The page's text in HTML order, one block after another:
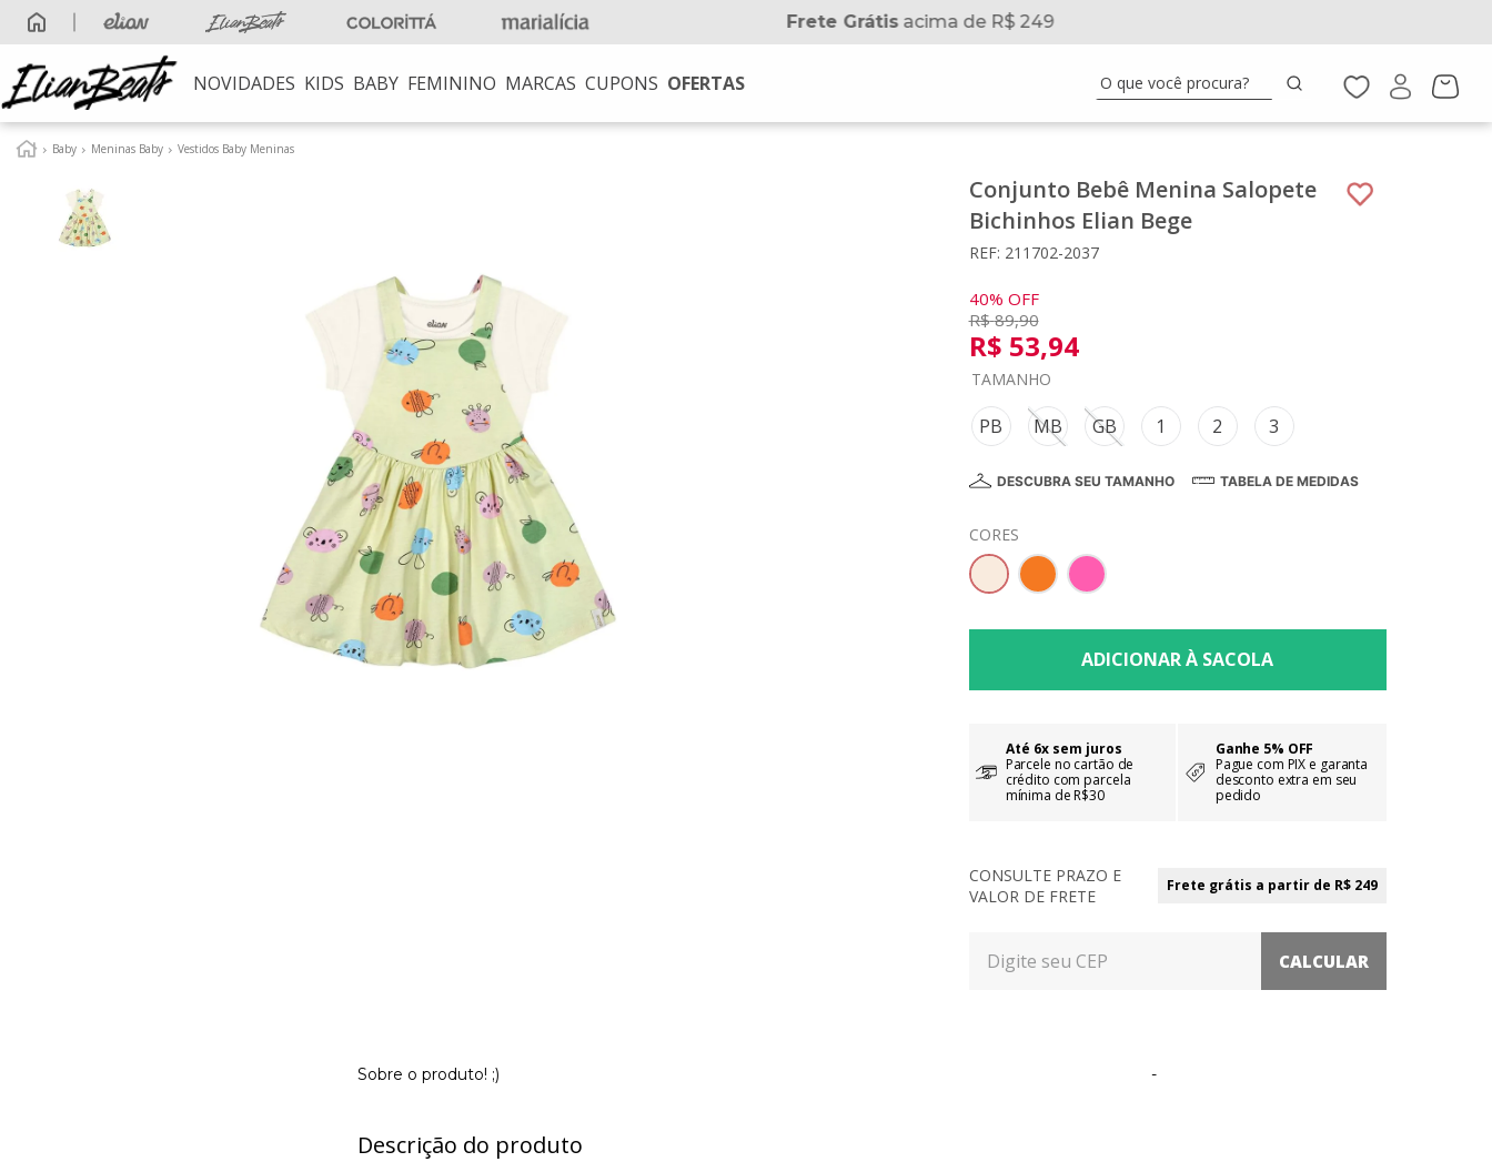
Frete Grátisacima de R$ 249
NOVIDADES KIDS BABY FEMININO MARCAS CUPONS OFERTAS O que você procura?
Baby Meninas Baby Vestidos Baby Meninas
Conjunto Bebê Menina Salopete
Bichinhos Elian Bege
REF: 211702-2037
40% OFF
R$ 89,90
R$ 53,94
TAMANHO
PB MB GB 1 2 3
DESCUBRA SEU TAMANHO TABELA DE MEDIDAS
CORES
Até 6x sem juros
Parcele no cartão de
crédito com parcela
mínima de R$30
Ganhe 5% OFF
Pague com PIX e garanta
desconto extra em seu
pedido
Frete grátis a partir de R$ 249
CONSULTE PRAZO E
VALOR DE FRETE
Sobre o produto! ;) -
Descrição do produto
TERMOS MAIS BUSCADOS
vestido
blusa
7
saia
8
9º
vestidos
10º colorittá